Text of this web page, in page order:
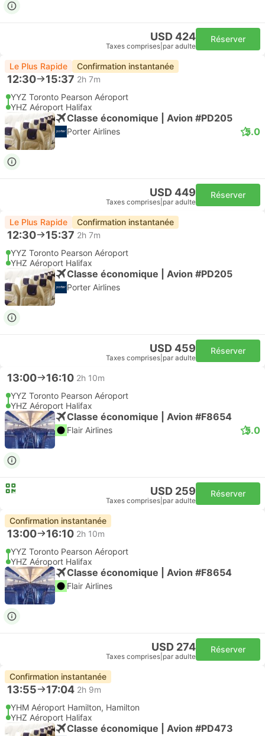
USD 424
Taxes comprises par adulte
Réserver
Le Plus Rapide Confirmation instantanée
12:30 15:37 2h 7m
YYZ Toronto Pearson Aéroport
YHZ Aéroport Halifax
Classe économique | Avion #PD205
Porter Airlines 5.0
USD 449
Taxes comprises par adulte
Réserver
Le Plus Rapide Confirmation instantanée
12:30 15:37 2h 7m
YYZ Toronto Pearson Aéroport
YHZ Aéroport Halifax
Classe économique | Avion #PD205
Porter Airlines
USD 459
Taxes comprises par adulte
Réserver
13:00 16:10 2h 10m
YYZ Toronto Pearson Aéroport
YHZ Aéroport Halifax
Classe économique | Avion #F8654
Flair Airlines 5.0
USD 259
Taxes comprises par adulte
Réserver
Confirmation instantanée
13:00 16:10 2h 10m
YYZ Toronto Pearson Aéroport
YHZ Aéroport Halifax
Classe économique | Avion #F8654
Flair Airlines
USD 274
Taxes comprises par adulte
Réserver
Confirmation instantanée
13:55 17:04 2h 9m
YHM Aéroport Hamilton, Hamilton
YHZ Aéroport Halifax
Classe économique | Avion #PD473